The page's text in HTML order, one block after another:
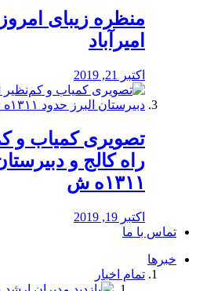
منظره‌‌ زیبای
امیرآباد
اکتبر 21, 2019
️تصویری کمیاب و
راه كالج و
۱۳۱۱ه ش
اکتبر 19, 2019
تماس با ما
خبرها
تمام اخبار